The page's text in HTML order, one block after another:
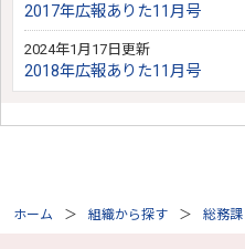
2017年広報ありた11月号
2024年1月17日更新
2018年広報ありた11月号
ホーム 組織から探す 総務課